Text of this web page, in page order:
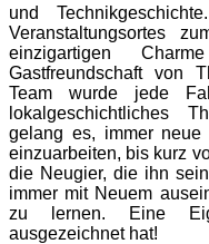
und
Veranstaltungsortes
einzigartigen
Gastfreundschaft von
Team wurde jede
lokalgeschichtliches
gelang es, immer
einzuarbeiten, bis kurz
die Neugier, die ihn
immer mit Neuem
zu lernen. Eine
ausgezeichnet hat!